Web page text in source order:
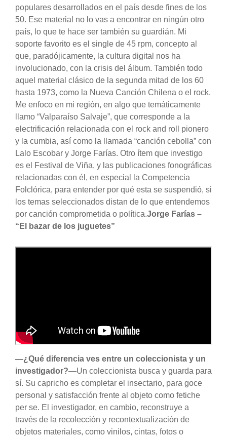
populares desarrollados en el país desde fines de los
50. Ese material no lo vas a encontrar en ningún otro
país, lo que te hace ser también su guardián. Mi
soporte favorito es el single de 45 rpm, concepto al
que, paradójicamente, la cultura digital nos ha
involucionado, con la crisis del álbum. También todo
aquel material clásico de la segunda mitad de los 60
hasta 1973, como la Nueva Canción Chilena o el rock.
Me enfoco en mi región, en algo que temáticamente
llamo “Valparaíso Salvaje”, que corresponde a la
electrificación relacionada con el rock and roll pionero
y la cumbia, así como la llamada “canción cebolla” con
Lalo Escobar y Jorge Farías. Otro ítem que investigo
es el Festival de Viña, y las publicaciones fonográficas
relacionadas con él, en especial la Competencia
Folclórica, para entender por qué esta se suspendió, si
los temas seleccionados distan de lo que entendemos
por canción comprometida o política.Jorge Farías –
“El bazar de los juguetes”
—¿Qué diferencia ves entre un coleccionista y un
investigador?—Un coleccionista busca y guarda para
sí. Su capricho es completar el insectario, para goce
personal y satisfacción frente al objeto como fetiche
per se. El investigador, en cambio, reconstruye a
través de la recolección y recontextualización de
objetos materiales, como vinilos, cintas, fotos o